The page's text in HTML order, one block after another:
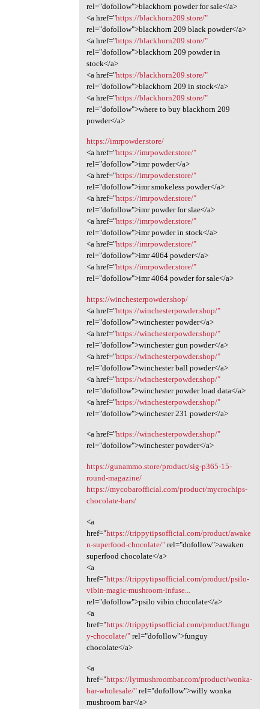
rel="dofollow">blackhorn powder for sale</a>
<a href="https://blackhorn209.store/"
rel="dofollow">blackhorn 209 black powder</a>
<a href="https://blackhorn209.store/"
rel="dofollow">blackhorn 209 powder in
stock</a>
<a href="https://blackhorn209.store/"
rel="dofollow">blackhorn 209 in stock</a>
<a href="https://blackhorn209.store/"
rel="dofollow">where to buy blackhorn 209
powder</a>
https://imrpowder.store/
<a href="https://imrpowder.store/"
rel="dofollow">imr powder</a>
<a href="https://imrpowder.store/"
rel="dofollow">imr smokeless powder</a>
<a href="https://imrpowder.store/"
rel="dofollow">imr powder for slae</a>
<a href="https://imrpowder.store/"
rel="dofollow">imr powder in stock</a>
<a href="https://imrpowder.store/"
rel="dofollow">imr 4064 powder</a>
<a href="https://imrpowder.store/"
rel="dofollow">imr 4064 powder for sale</a>
https://winchesterpowder.shop/
<a href="https://winchesterpowder.shop/"
rel="dofollow">winchester powder</a>
<a href="https://winchesterpowder.shop/"
rel="dofollow">winchester gun powder</a>
<a href="https://winchesterpowder.shop/"
rel="dofollow">winchester ball powder</a>
<a href="https://winchesterpowder.shop/"
rel="dofollow">winchester powder load data</a>
<a href="https://winchesterpowder.shop/"
rel="dofollow">winchester 231 powder</a>
<a href="https://winchesterpowder.shop/"
rel="dofollow">winchester powder</a>
https://gunammo.store/product/sig-p365-15-
round-magazine/
https://mycobarofficial.com/product/mycrochips-
chocolate-bars/
<a
href="https://trippytipsofficial.com/product/awake
n-superfood-chocolate/"rel="dofollow">awaken
superfood chocolate</a>
<a
href="https://trippytipsofficial.com/product/psilo-
vibin-magic-mushroom-infuse...
rel="dofollow">psilo vibin chocolate</a>
<a
href="https://trippytipsofficial.com/product/fungu
y-chocolate/"rel="dofollow">funguy
chocolate</a>
<a
href="https://lytmushroombar.com/product/wonka-
bar-wholesale/"rel="dofollow">willy wonka
mushroom bar</a>